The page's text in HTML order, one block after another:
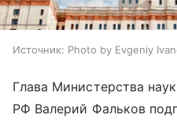
Источник: Photo by Evgeniy
Глава Министерства
РФ Валерий Фальков